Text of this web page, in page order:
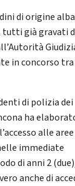
di origine
tutti già gravati
in concorso
di polizia dei
ha
alle aree
immediate
di anni 2
anche di